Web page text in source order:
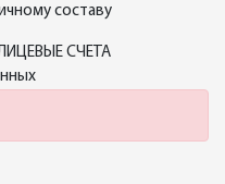
составу
СЧЕТА